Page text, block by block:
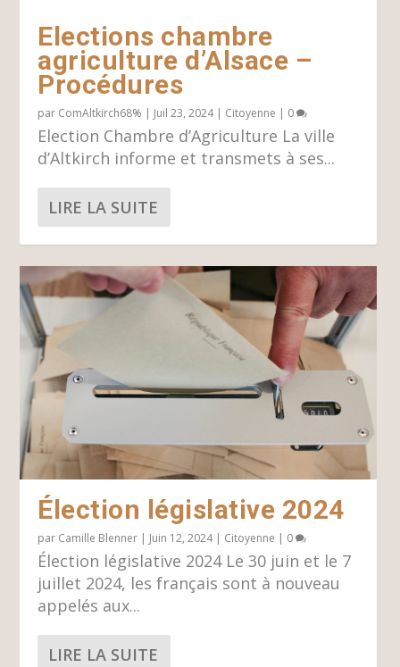
Elections chambre
agriculture d’Alsace –
Procédures
par ComAltkirch68% | Juil 23, 2024| Citoyenne | 0
Election Chambre d’Agriculture La ville
d’Altkirch informe et transmets à ses...
LIRE LA SUITE
Élection législative 2024
par Camille Blenner | Juin 12, 2024| Citoyenne | 0
Élection législative 2024 Le 30 juin et le 7
juillet 2024, les français sont à nouveau
appelés aux...
LIRE LA SUITE